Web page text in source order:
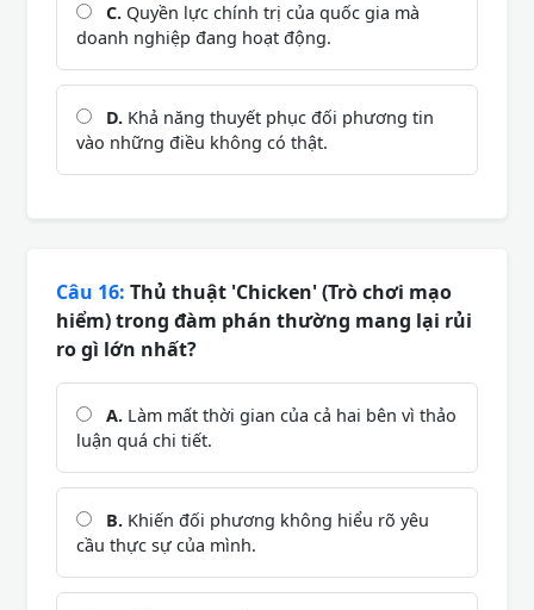
C. Quyền lực chính trị của quốc gia mà
doanh nghiệp đang hoạt động.
D. Khả năng thuyết phục đối phương tin
vào những điều không có thật.
Câu 16: Thủ thuật 'Chicken' (Trò chơi mạo
hiểm) trong đàm phán thường mang lại rủi
ro gì lớn nhất?
A. Làm mất thời gian của cả hai bên vì thảo
luận quá chi tiết.
B. Khiến đối phương không hiểu rõ yêu
cầu thực sự của mình.